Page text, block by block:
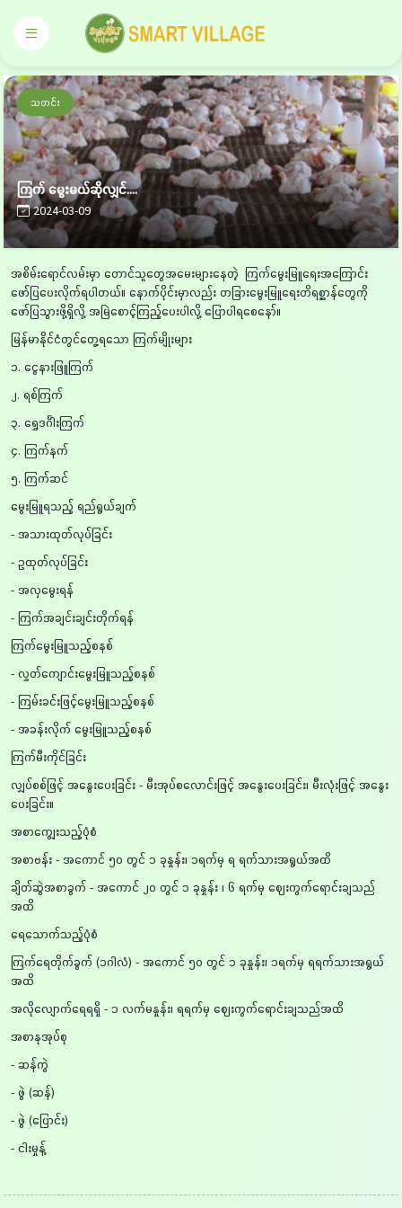
သတင်း
ကြက် မွေးမယ်ဆိုလျှင်....
2024-03-09
အစိမ်းရောင်လမ်းမှာ တောင်သူတွေအမေးများနေတဲ့ ကြက်မွေးမြူရေးအကြောင်း
ဖော်ပြပေးလိုက်ရပါတယ်။ နောက်ပိုင်းမှာလည်း တခြားမွေးမြူရေးတိရစ္ဆာန်တွေကို
ဖော်ပြသွားဖို့ရှိလို့ အမြဲစောင့်ကြည့်ပေးပါလို့ ပြောပါရစေနော်။
မြန်မာနိုင်ငံတွင်တွေ့ရသော ကြက်မျိုးများ
၁. ငွေနားဖြူကြက်
၂. ရစ်ကြက်
၃. ရွှေဒင်္ဂါးကြက်
၄. ကြက်နက်
၅. ကြက်ဆင်
မွေးမြူရသည့် ရည်ရွယ်ချက်
- အသားထုတ်လုပ်ခြင်း
- ဥထုတ်လုပ်ခြင်း
- အလှမွေးရန်
- ကြက်အချင်းချင်းတိုက်ရန်
ကြက်မွေးမြူသည့်စနစ်
- လွှတ်ကျောင်းမွေးမြူသည့်စနစ်
- ကြမ်းခင်းဖြင့်မွေးမြူသည့်စနစ်
- အခန်းလိုက် မွေးမြူသည့်စနစ်
ကြက်မီးကိုင်ခြင်း
လျှပ်စစ်ဖြင့် အနွေးပေးခြင်း - မီးအုပ်စလောင်းဖြင့် အနွေးပေးခြင်း၊ မီးလုံးဖြင့် အနွေး
ပေးခြင်း။
အစာကျွေးသည့်ပုံစံ
အစာဗန်း - အကောင် ၅၀ တွင် ၁ ခုနှုန်း၊ ၁ရက်မှ ရ ရက်သားအရွယ်အထိ
ချိတ်ဆွဲအစာခွက် - အကောင် ၂၀ တွင် ၁ ခုနှုန်း ၊ ၆ ရက်မှ ဈေးကွက်ရောင်းချသည်
အထိ
ရေသောက်သည့်ပုံစံ
ကြက်ရေတိုက်ခွက် (၁ဂါလံ) - အကောင် ၅၀ တွင် ၁ ခုနှုန်း၊ ၁ရက်မှ ရရက်သားအရွယ်
အထိ
အလိုလျောက်ရေရရှိ - ၁ လက်မနှုန်း၊ ရရက်မှ ဈေးကွက်ရောင်းချသည်အထိ
အစာနုအုပ်စု
- ဆန်ကွဲ
- ဖွဲ (ဆန်)
- ဖွဲ (ပြောင်း)
- ငါးမှုန့်